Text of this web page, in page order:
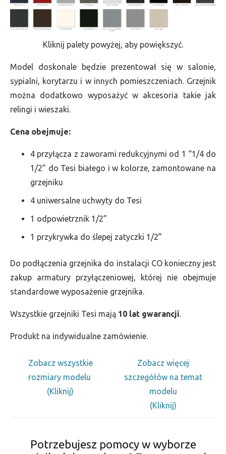
Kliknij palety powyżej, aby powiększyć.
Model doskonale będzie prezentował się w salonie,
sypialni, korytarzu i w innych pomieszczeniach. Grzejnik
można dodatkowo wyposażyć w akcesoria takie jak
relingi i wieszaki.
Cena obejmuje:
4 przyłącza z zaworami redukcyjnymi od 1 “1/4 do
1/2” do Tesi białego i w kolorze, zamontowane na
grzejniku
4 uniwersalne uchwyty do Tesi
1 odpowietrznik 1/2”
1 przykrywka do ślepej zatyczki 1/2”
Do podłączenia grzejnika do instalacji CO konieczny jest
zakup armatury przyłączeniowej, której nie obejmuje
standardowe wyposażenie grzejnika.
Wszystkie grzejniki Tesi mają 10 lat gwarancji.
Produkt na indywidualne zamówienie.
Zobacz wszystkie
rozmiary modelu
(Kliknij)
Zobacz więcej
szczegółów na temat
modelu
(Kliknij)
Potrzebujesz pomocy w wyborze